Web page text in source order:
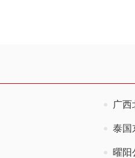
广西
泰国
曜阳